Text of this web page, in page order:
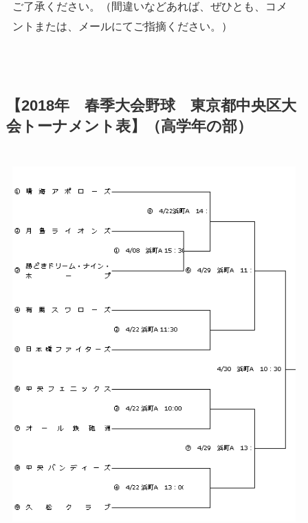
ご了承ください。（間違いなどあれば、ぜひとも、コメ
ントまたは、メールにてご指摘ください。）
【2018年 春季大会野球 東京都中央区大
会トーナメント表】（高学年の部）